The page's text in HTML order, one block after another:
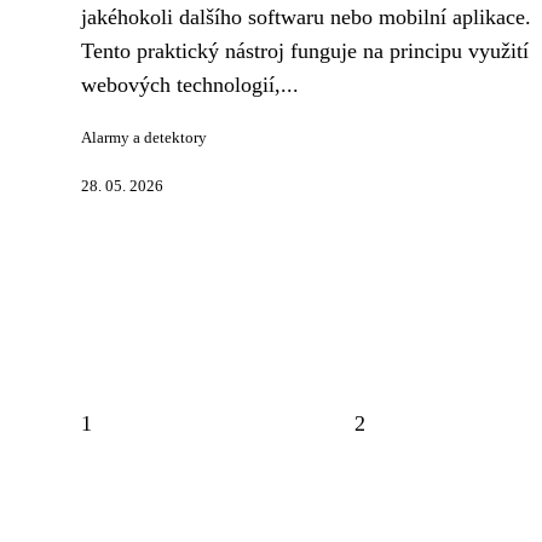
jakéhokoli dalšího softwaru nebo mobilní aplikace.
Tento praktický nástroj funguje na principu využití
webových technologií,...
Alarmy a detektory
28. 05. 2026
1 2